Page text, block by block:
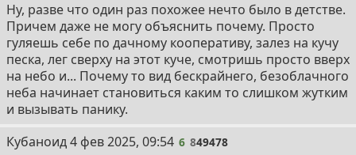
Ну, разве что один раз похожее нечто было в детстве.
Причем даже не могу объяснить почему. Просто
гуляешь себе по дачному кооперативу, залез на кучу
песка, лег сверху на этот куче, смотришь просто вверх
на небо и... Почему то вид бескрайнего, безоблачного
неба начинает становиться каким то слишком жутким
и вызывать панику.
Кубаноид6
4 фев 2025, 09:54 6 849478